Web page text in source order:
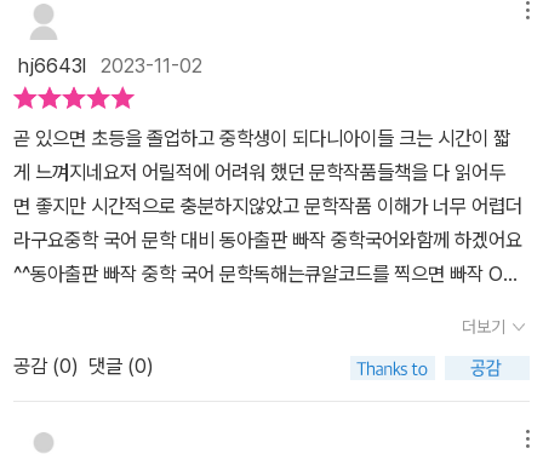
전 하는데 망설이지 않더라구요.내신과 수능의 빠른 시작 중학 국어
빠작 시리즈 다음엔 비문학 독해를 도전 할까 어휘나 서술형 쓰기도
고민중입니다. 고등 국어 빠작 시리즈도 있어서 큰 아이도 함께 만나
보려고요.
독해집은필수 작품을 통해 문학 독해력을 기르는 독해 기본서로내신.
수능 대비를 위한 필수 문학 작품 엄선해 두어서 좋은 거 같아요.​차례
를 살펴보면,소설과 시 그리고 수필과 극에 대해 공부해요.​구성과 특
징은①개념 잡기갈래별 핵심 개념을 한눈에 정리해 꼭 알아야 할 기
본 개념을 먼저 익히도록 하고 있어요.②작품 미리 보기소설 전문 읽
기의 부담감을 해소하기 위해소설의 경우, 각 구성 단계별 중심 내용
을 바탕으로 자세한 전체 줄거리를 제시하고 있어요.그리고 시험에
잘 나오는 핵심 장면을 출제 이유와 함께 제시하여 작품의 핵심 내용
을 더욱 쉽게 이해할 수 있게 하고 있어요.③작품 살펴보기중. 고등 교
과서에 수록된 작품이나 수능 및 모의고사 기출 작품 등을 수록해 문
학을 미리 맛볼 수 있게 되어 있어요.④확장하기작품 이해와 함께 사
hj6643l 2023-11-02
곧 있으면 초등을 졸업하고 중학생이 되다니아이들 크는 시간이 짧
게 느껴지네요저 어릴적에 어려워 했던 문학작품들책을 다 읽어두
면 좋지만 시간적으로 충분하지않았고 문학작품 이해가 너무 어렵더
라구요중학 국어 문학 대비 동아출판 빠작 중학국어와함께 하겠어요
^^동아출판 빠작 중학 국어 문학독해는큐알코드를 찍으면 빠작 ON
어 문학독해을 공부하면서함께 보면 정말 도움이 많이 된답니다^^내
신과 수능의 빠른 시작!국어 학습의 기본이 되는 독해, 어휘,문법서술
형등등 빠작 중학 국어와 함께 공부해요빠작 중학 국어는 문학 ,비문
학, 문학×비문학,고전 문학 등등 여러 버전으로 구성되어 있어서 부
더보기
공감 (0) 댓글 (0)